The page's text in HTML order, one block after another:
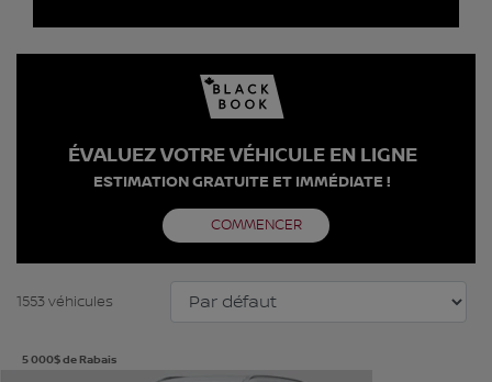
ÉVALUEZ VOTRE VÉHICULE EN LIGNE
ESTIMATION GRATUITE ET IMMÉDIATE !
COMMENCER
1553 véhicules
5 000$de Rabais